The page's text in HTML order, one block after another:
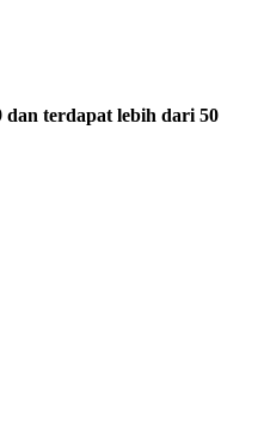
dan terdapat lebih dari 50